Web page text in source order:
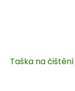
Taška na